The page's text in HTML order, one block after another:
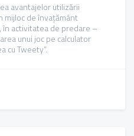
avantajelor utilizării
mijloc de învaţământ
activitatea de predare –
unui joc pe calculator
cu Tweety”.